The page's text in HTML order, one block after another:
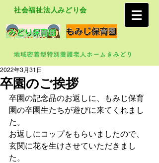
社会福祉法人みどり会
卒園のご挨拶
2022年3月31日
卒園の記念品のお返しに、もみじ保育
園の卒園生たちが遊びに来てくれまし
た。
お返しにコップをもらいましたので、
玄関に花を生けさせていただきまし
た。